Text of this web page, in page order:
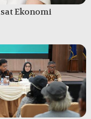
Ekonomi